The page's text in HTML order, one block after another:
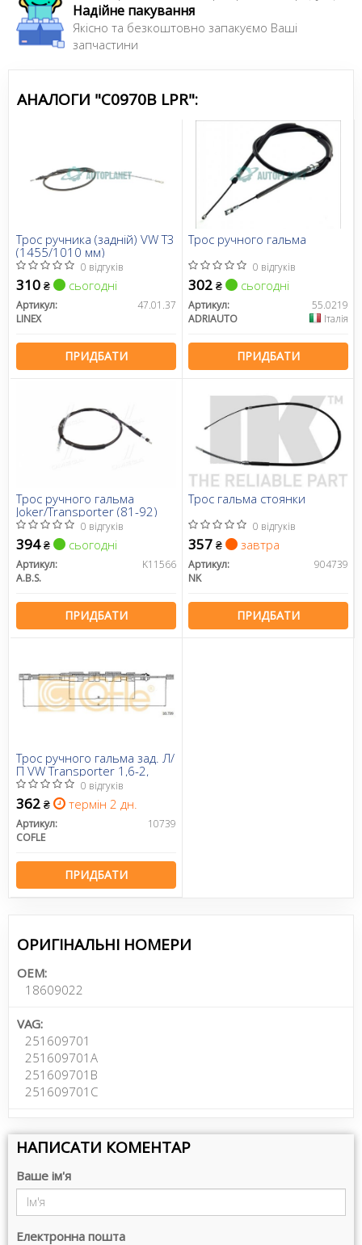
демократичну ціну і хорошу якість.
Надійне пакування
Якісно та безкоштовно запакуємо Ваші
запчастини
АНАЛОГИ "C0970B LPR":
Трос ручника (задній) VW T3
(1455/1010 мм)
0 відгуків
310 ₴ сьогодні
Артикул:
47.01.37
LINEX
ПРИДБАТИ
Трос ручного гальма
0 відгуків
302 ₴ сьогодні
Артикул:
55.0219
ADRIAUTO
Італія
ПРИДБАТИ
Трос ручного гальма
Joker/Transporter (81-92)
0 відгуків
394₴ сьогодні
Артикул:
K11566
A.B.S.
ПРИДБАТИ
Трос гальма стоянки
0 відгуків
357 ₴ завтра
Артикул:
904739
NK
ПРИДБАТИ
Трос ручного гальма зад. Л/
П VW Transporter 1,6-2,
0 відгуків
362 ₴ термін 2 дн.
Артикул:
10739
COFLE
ПРИДБАТИ
ОРИГІНАЛЬНІ НОМЕРИ
OEM:
18609022
VAG:
251609701
251609701A
251609701B
251609701C
НАПИСАТИ КОМЕНТАР
Ваше ім'я
Електронна пошта